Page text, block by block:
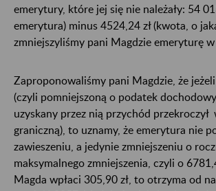
emerytury, które jej się nie należały: 54
emerytura) minus 4524,24 zł (kwota, o
zmniejszyliśmy pani Magdzie emeryturę
Zaproponowaliśmy pani Magdzie, że jeżeli
(czyli pomniejszoną o podatek
uzyskany przez nią przychód przekroczył
graniczną), to uznamy, że emerytura nie
zawieszeniu, a jedynie zmniejszeniu o
maksymalnego zmniejszenia, czyli o
Magda wpłaci 305,90 zł, to otrzyma od